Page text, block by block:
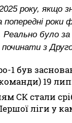
року, якщо
попередні
було
з
1 був
19
СК стали
ліги у